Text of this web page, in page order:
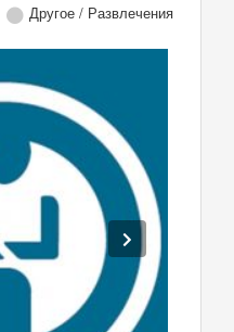
Другое / Развлечения